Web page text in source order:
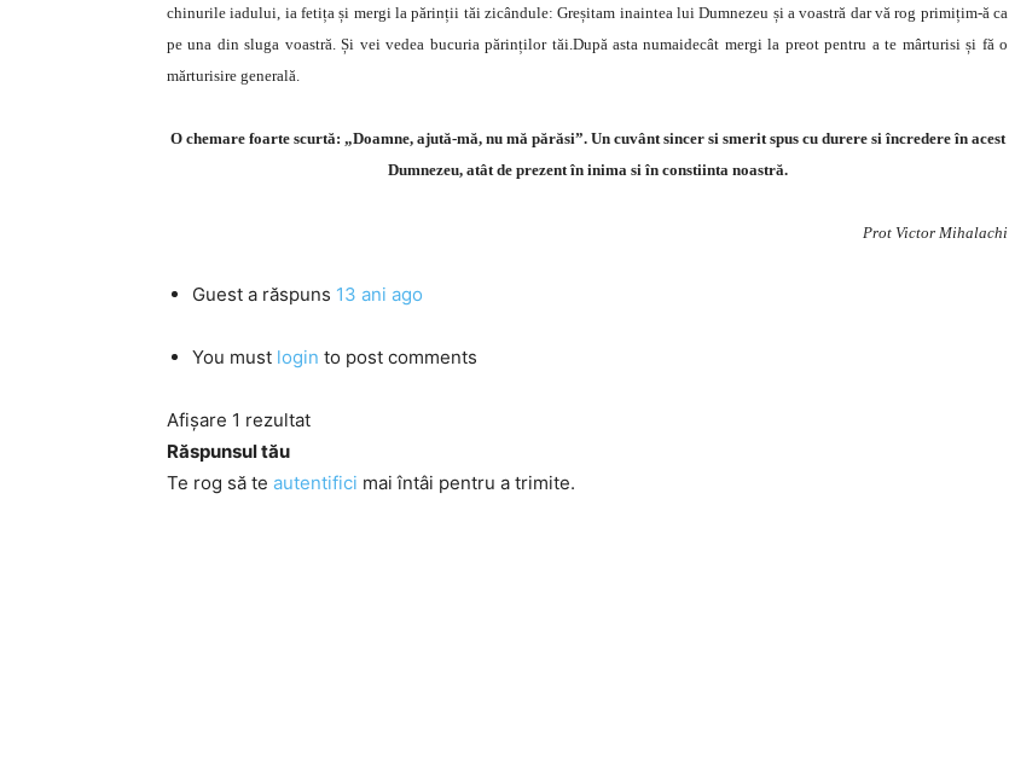
chinurile iadului, ia fetița și mergi la părinții tăi zicândule: Greșitam inaintea lui Dumnezeu și a voastră dar vă rog primițim-ă ca
pe una din sluga voastră. Și vei vedea bucuria părinților tăi.După asta numaidecât mergi la preot pentru a te mârturisi și fă o
mărturisire generală.
O chemare foarte scurtă: „Doamne, ajută-mă, nu mă părăsi”. Un cuvânt sincer si smerit spus cu durere si încredere în acest
Dumnezeu, atât de prezent în inima si în constiinta noastră.
Prot Victor Mihalachi
Guest a răspuns 13 ani ago
You must login to post comments
Afișare 1 rezultat
Răspunsul tău
Te rog să te autentifici mai întâi pentru a trimite.